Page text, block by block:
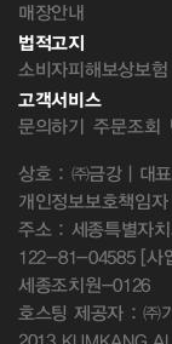
매장안내
법적고지
소비자피해보상보험
고객서비스
문의하기 주문조회
상호 : ㈜금강 | 대
개인정보보호책임
주소 : 세종특별자
122-81-04585 [사
세종조치원-0126
호스팅 제공자 : ㈜